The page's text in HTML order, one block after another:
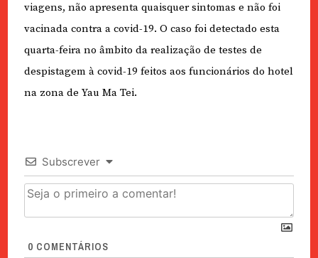
viagens, não apresenta quaisquer sintomas e não foi
vacinada contra a covid-19. O caso foi detectado esta
quarta-feira no âmbito da realização de testes de
despistagem à covid-19 feitos aos funcionários do hotel
na zona de Yau Ma Tei.
Subscrever
0 COMENTÁRIOS